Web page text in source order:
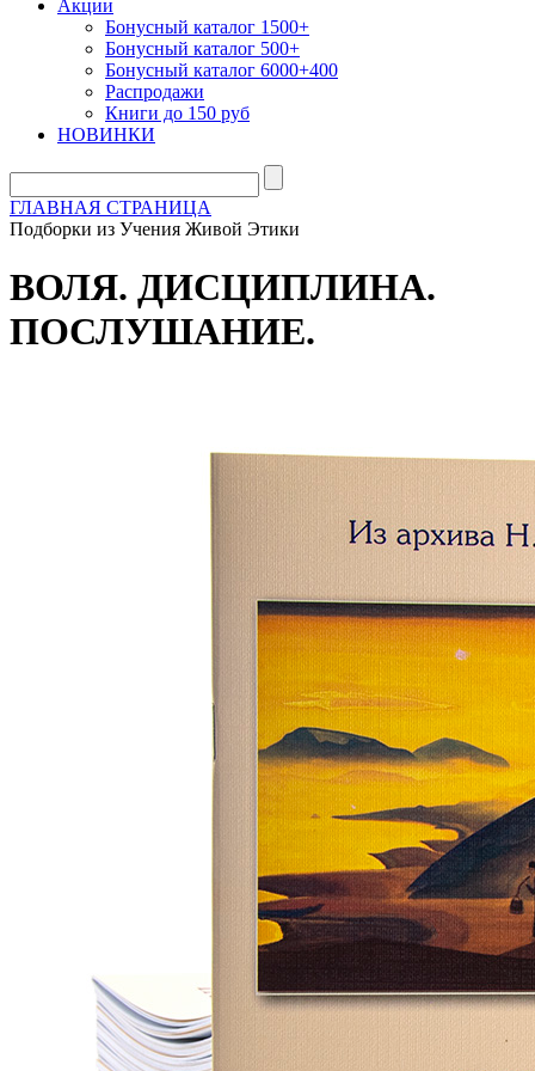
Акции
Бонусный каталог 1500+
Бонусный каталог 500+
Бонусный каталог 6000+400
Распродажи
Книги до 150 руб
НОВИНКИ
ГЛАВНАЯ СТРАНИЦА
Подборки из Учения Живой Этики
ВОЛЯ. ДИСЦИПЛИНА.
ПОСЛУШАНИЕ.